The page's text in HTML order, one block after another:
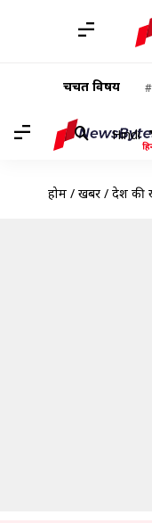
चर्चित विषय
Hindi
होम / खबरें / देश की